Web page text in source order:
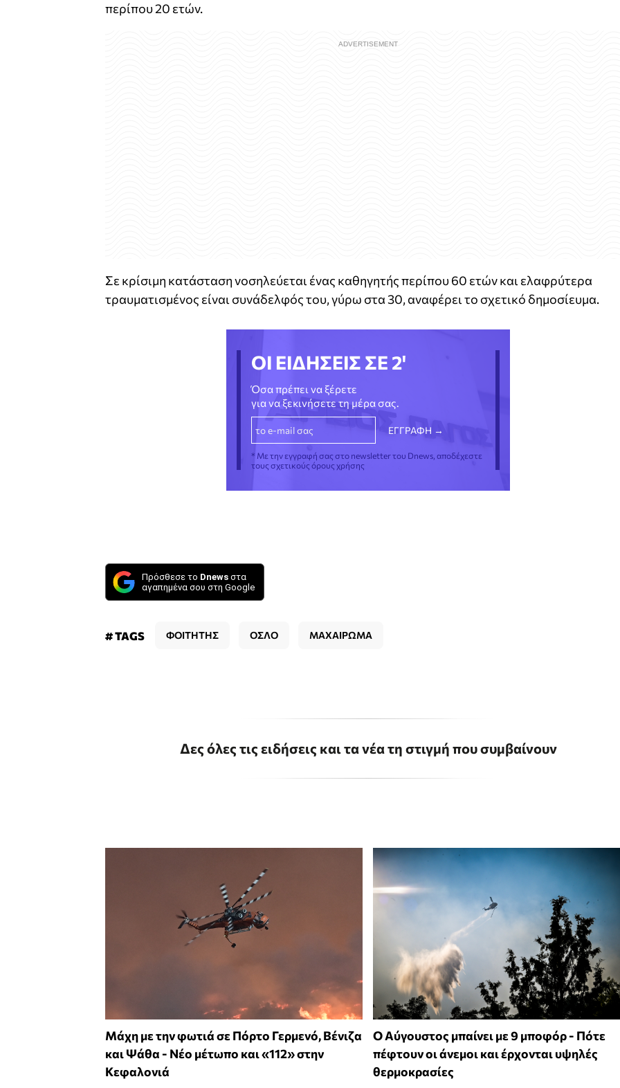
περίπου 20 ετών.
Σε κρίσιμη κατάσταση νοσηλεύεται ένας καθηγητής περίπου 60 ετών και ελαφρύτερα
τραυματισμένος είναι συνάδελφός του, γύρω στα 30, αναφέρει το σχετικό δημοσίευμα.
ΟΙ ΕΙΔΗΣΕΙΣ ΣΕ 2'
Όσα πρέπει να ξέρετε
για να ξεκινήσετε τη μέρα σας.
* Με την εγγραφή σας στο newsletter του Dnews, αποδέχεστε
τους σχετικούς όρους χρήσης
Πρόσθεσε το Dnews στα
αγαπημένα σου στη Google
# TAGS ΦΟΙΤΗΤΗΣ ΟΣΛΟ ΜΑΧΑΙΡΩΜΑ
Δες όλες τις ειδήσεις και τα νέα τη στιγμή που συμβαίνουν
Μάχη με την φωτιά σε Πόρτο Γερμενό, Βένιζα
και Ψάθα - Νέο μέτωπο και «112» στην
Κεφαλονιά
Ο Αύγουστος μπαίνει με 9 μποφόρ - Πότε
πέφτουν οι άνεμοι και έρχονται υψηλές
θερμοκρασίες